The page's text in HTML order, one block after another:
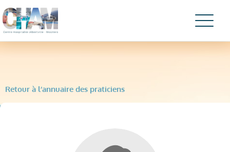
Retour à l’annuaire des praticiens